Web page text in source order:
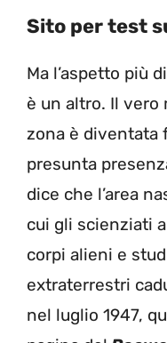
Sito per test
Ma l’aspetto più
è un altro. Il vero
zona è diventata
presunta
dice che l’area
cui gli scienziati
corpi alieni e
extraterrestri
nel luglio 1947,